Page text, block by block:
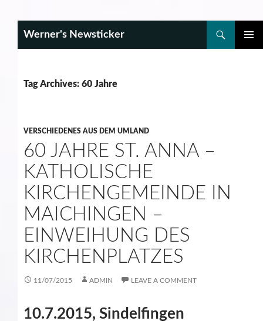
Werner's Newsticker
Tag Archives: 60 Jahre
VERSCHIEDENES AUS DEM UMLAND
60 JAHRE ST. ANNA –
KATHOLISCHE
KIRCHENGEMEINDE IN
MAICHINGEN –
EINWEIHUNG DES
KIRCHENPLATZES
11/07/2015 ADMIN LEAVE A COMMENT
10.7.2015, Sindelfingen